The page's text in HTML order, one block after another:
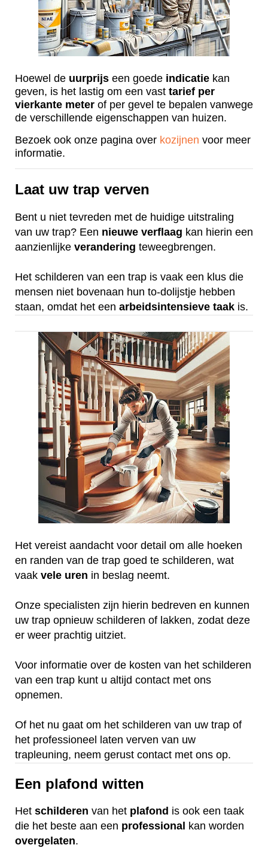
Hoewel de uurprijs een goede indicatie kan
geven, is het lastig om een vast tarief per
vierkante meter of per gevel te bepalen vanwege
de verschillende eigenschappen van huizen.
Bezoek ook onze pagina over kozijnen voor meer
informatie.
Laat uw trap verven
Bent u niet tevreden met de huidige uitstraling
van uw trap? Een nieuwe verflaag kan hierin een
aanzienlijke verandering teweegbrengen.
Het schilderen van een trap is vaak een klus die
mensen niet bovenaan hun to-dolijstje hebben
staan, omdat het een arbeidsintensieve taak is.
Het vereist aandacht voor detail om alle hoeken
en randen van de trap goed te schilderen, wat
vaak vele uren in beslag neemt.
Onze specialisten zijn hierin bedreven en kunnen
uw trap opnieuw schilderen of lakken, zodat deze
er weer prachtig uitziet.
Voor informatie over de kosten van het schilderen
van een trap kunt u altijd contact met ons
opnemen.
Of het nu gaat om het schilderen van uw trap of
het professioneel laten verven van uw
trapleuning, neem gerust contact met ons op.
Een plafond witten
Het schilderen van het plafond is ook een taak
die het beste aan een professional kan worden
overgelaten.